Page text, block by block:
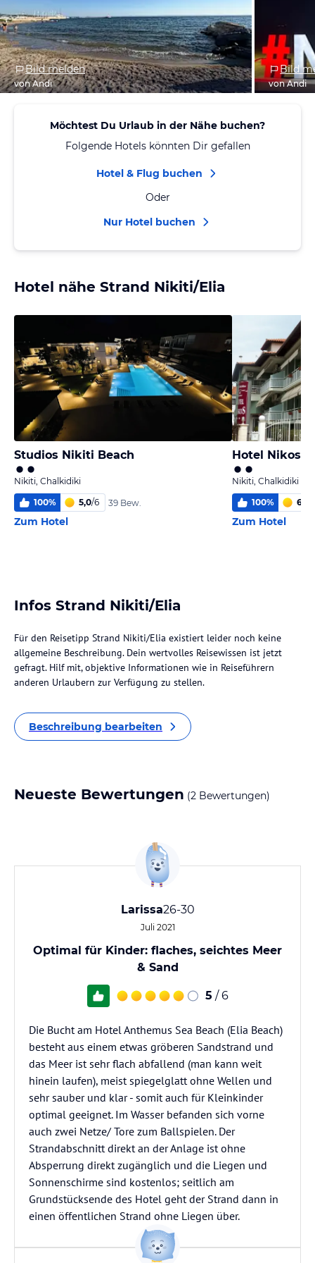
Bild melden
von Andi
Bild
von Andi
Möchtest Du Urlaub in der Nähe buchen?
Folgende Hotels könnten Dir gefallen
Hotel & Flug buchen
Oder
Nur Hotel buchen
Hotel nähe Strand Nikiti/Elia
Studios Nikiti Beach
Nikiti, Chalkidiki
100% 5,0/6 39 Bew.
Zum Hotel
Hotel Nikos
Nikiti, Chalkidiki
100% 6,0
Zum Hotel
Infos Strand Nikiti/Elia
Für den Reisetipp Strand Nikiti/Elia existiert leider noch keine
allgemeine Beschreibung. Dein wertvolles Reisewissen ist jetzt
gefragt. Hilf mit, objektive Informationen wie in Reiseführern
anderen Urlaubern zur Verfügung zu stellen.
Beschreibung bearbeiten
Neueste Bewertungen (2 Bewertungen)
Larissa26-30
Juli 2021
Optimal für Kinder: flaches, seichtes Meer
& Sand
5 / 6
Die Bucht am Hotel Anthemus Sea Beach (Elia Beach)
besteht aus einem etwas gröberen Sandstrand und
das Meer ist sehr flach abfallend (man kann weit
hinein laufen), meist spiegelglatt ohne Wellen und
sehr sauber und klar - somit auch für Kleinkinder
optimal geeignet. Im Wasser befanden sich vorne
auch zwei Netze/ Tore zum Ballspielen. Der
Strandabschnitt direkt an der Anlage ist ohne
Absperrung direkt zugänglich und die Liegen und
Sonnenschirme sind kostenlos; seitlich am
Grundstücksende des Hotel geht der Strand dann in
einen öffentlichen Strand ohne Liegen über.